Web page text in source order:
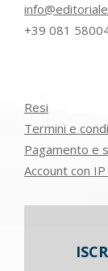
+39 081
Resi
Termini e
Pagamento e
Account con